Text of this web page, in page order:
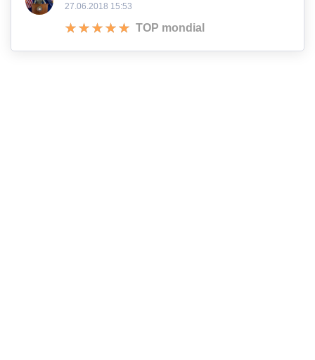
27.06.2018 15:53
TOP mondial